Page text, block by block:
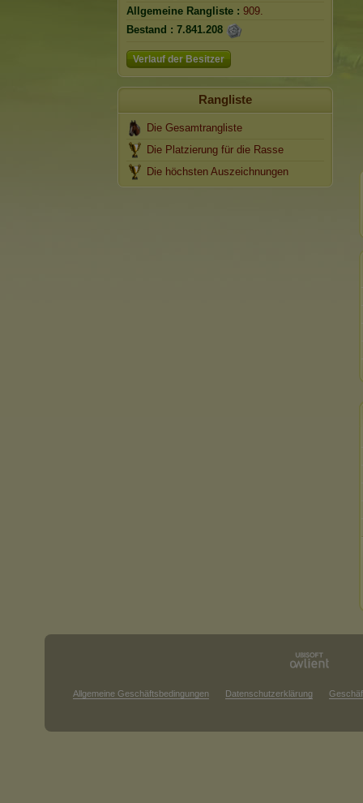
Allgemeine Rangliste : 909.
Bestand : 7.841.208
Verlauf der Besitzer
Rangliste
Die Gesamtrangliste
Die Platzierung für die Rasse
Die höchsten Auszeichnungen
Allgemeine Geschäftsbedingungen Datenschutzerklärung